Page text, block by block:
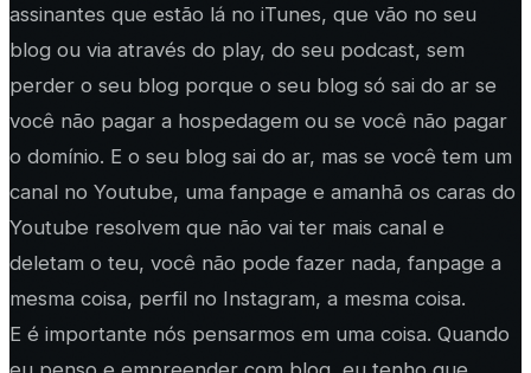
assinantes que estão lá no iTunes, que vão no seu
blog ou via através do play, do seu podcast, sem
perder o seu blog porque o seu blog só sai do ar se
você não pagar a hospedagem ou se você não pagar
o domínio. E o seu blog sai do ar, mas se você tem um
canal no Youtube, uma fanpage e amanhã os caras do
Youtube resolvem que não vai ter mais canal e
deletam o teu, você não pode fazer nada, fanpage a
mesma coisa, perfil no Instagram, a mesma coisa.
E é importante nós pensarmos em uma coisa. Quando